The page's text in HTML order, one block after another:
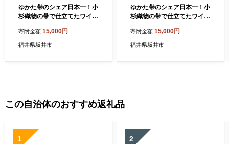
ゆかた帯のシェア日本一！小
杉織物の帯で仕立てたワイヤ
ァスナー （紺 七宝） [A-944
8_04]
寄附金額 15,000円
福井県坂井市
ゆかた帯のシェア日本一！小
杉織物の帯で仕立てたワイヤ
ファスナー（緑 ヒシ） [A-94
47_01]
寄附金額 15,000円
福井県坂井市
この自治体のおすすめ返礼品
1 2